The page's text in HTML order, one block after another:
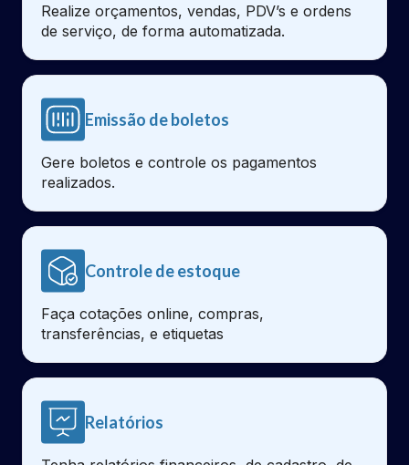
Realize orçamentos, vendas, PDV’s e ordens
de serviço, de forma automatizada.
Emissão de boletos
Gere boletos e controle os pagamentos
realizados.
Controle de estoque
Faça cotações online, compras,
transferências, e etiquetas
Relatórios